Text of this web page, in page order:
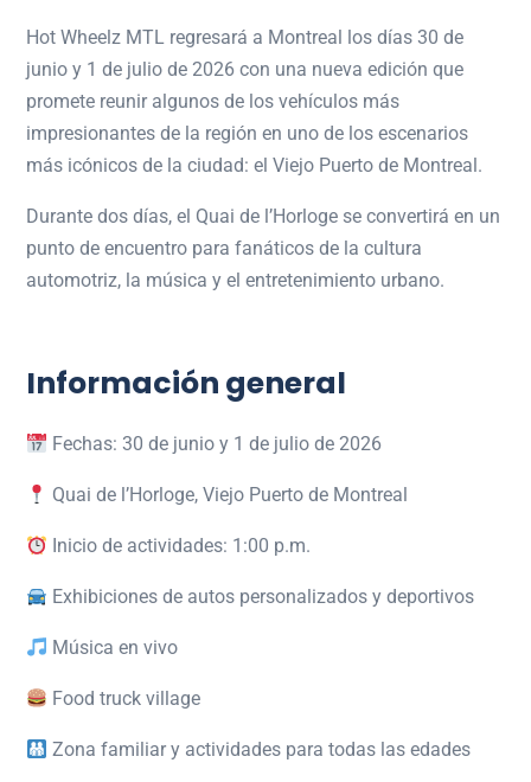
Hot Wheelz MTL regresará a Montreal los días 30 de
junio y 1 de julio de 2026 con una nueva edición que
promete reunir algunos de los vehículos más
impresionantes de la región en uno de los escenarios
más icónicos de la ciudad: el Viejo Puerto de Montreal.
Durante dos días, el Quai de l’Horloge se convertirá en un
punto de encuentro para fanáticos de la cultura
automotriz, la música y el entretenimiento urbano.
Información general
Fechas: 30 de junio y 1 de julio de 2026
Quai de l’Horloge, Viejo Puerto de Montreal
Inicio de actividades: 1:00 p.m.
Exhibiciones de autos personalizados y deportivos
Música en vivo
Food truck village
Zona familiar y actividades para todas las edades